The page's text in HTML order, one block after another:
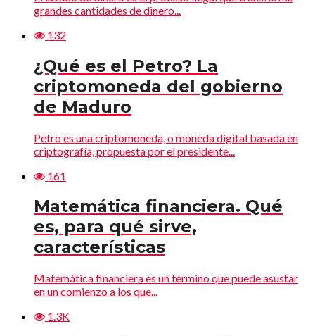
grandes cantidades de dinero...
132
¿Qué es el Petro? La
criptomoneda del gobierno
de Maduro
Petro es una criptomoneda, o moneda digital basada en
criptografía, propuesta por el presidente...
161
Matemática financiera. Qué
es, para qué sirve,
características
Matemática financiera es un término que puede asustar
en un comienzo a los que...
1.3K